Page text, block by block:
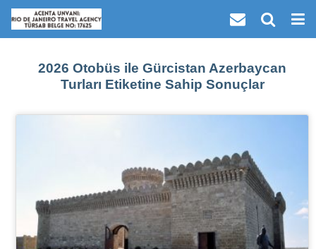
2026 Otobüs ile Gürcistan Azerbaycan
Turları Etiketine Sahip Sonuçlar